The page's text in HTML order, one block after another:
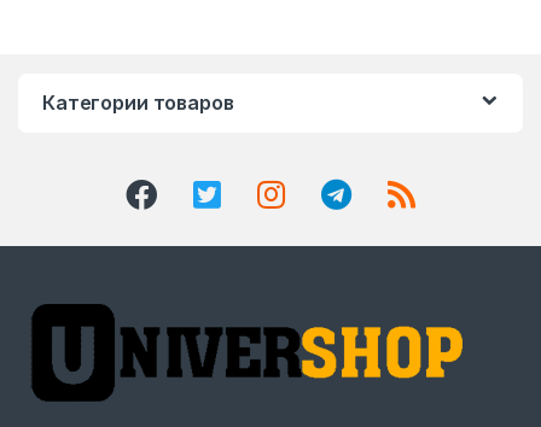
Категории товаров